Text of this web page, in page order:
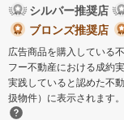
シルバー推奨店
ブロンズ推奨店
広告商品を購入している
フー不動産における成約
実践していると認めた不
扱物件）に表示されます。